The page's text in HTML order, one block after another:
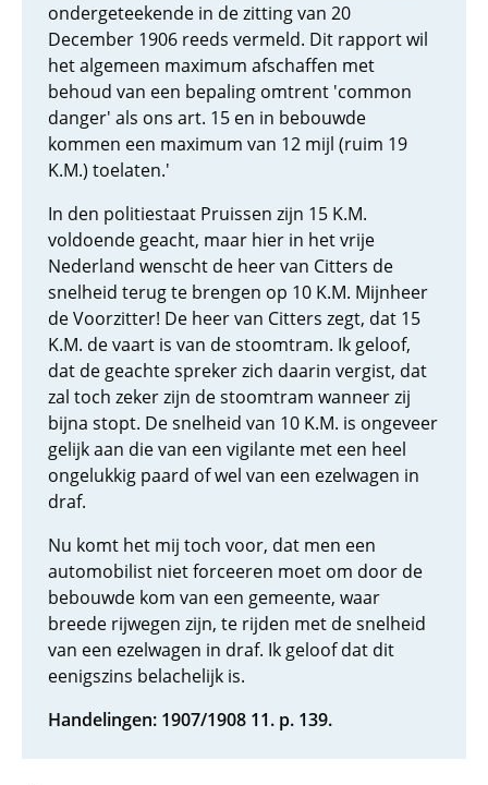
ondergeteekende in de zitting van 20
December 1906 reeds vermeld. Dit rapport wil
het algemeen maximum afschaffen met
behoud van een bepaling omtrent 'common
danger' als ons art. 15 en in bebouwde
kommen een maximum van 12 mijl (ruim 19
K.M.) toelaten.'
In den politiestaat Pruissen zijn 15 K.M.
voldoende geacht, maar hier in het vrije
Nederland wenscht de heer van Citters de
snelheid terug te brengen op 10 K.M. Mijnheer
de Voorzitter! De heer van Citters zegt, dat 15
K.M. de vaart is van de stoomtram. Ik geloof,
dat de geachte spreker zich daarin vergist, dat
zal toch zeker zijn de stoomtram wanneer zij
bijna stopt. De snelheid van 10 K.M. is ongeveer
gelijk aan die van een vigilante met een heel
ongelukkig paard of wel van een ezelwagen in
draf.
Nu komt het mij toch voor, dat men een
automobilist niet forceeren moet om door de
bebouwde kom van een gemeente, waar
breede rijwegen zijn, te rijden met de snelheid
van een ezelwagen in draf. Ik geloof dat dit
eenigszins belachelijk is.
Handelingen: 1907/1908 11. p. 139.